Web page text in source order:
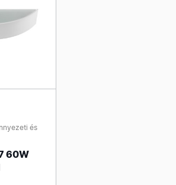
és
60W